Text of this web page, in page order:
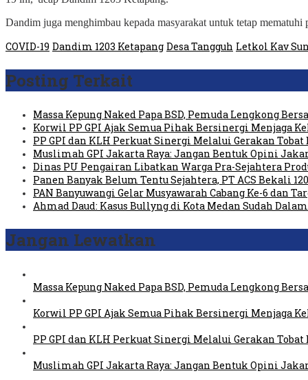
Dandim juga menghimbau kepada masyarakat untuk tetap
COVID-19 Dandim 1203 Ketapang Desa Tangguh Letkol Kav
Posting Terkait
Massa Kepung Naked Papa BSD, Pemuda Lengkong
Korwil PP GPI Ajak Semua Pihak Bersinergi Menjaga
PP GPI dan KLH Perkuat Sinergi Melalui Gerakan
Muslimah GPI Jakarta Raya: Jangan Bentuk Opini
Dinas PU Pengairan Libatkan Warga Pra-Sejahtera
Panen Banyak Belum Tentu Sejahtera, PT ACS Bekali
PAN Banyuwangi Gelar Musyawarah Cabang Ke-6 dan
Ahmad Daud: Kasus Bullyng di Kota Medan Sudah
Jangan Lewatkan
Massa Kepung Naked Papa BSD, Pemuda Lengkong
Korwil PP GPI Ajak Semua Pihak Bersinergi Menjaga
PP GPI dan KLH Perkuat Sinergi Melalui Gerakan
Muslimah GPI Jakarta Raya: Jangan Bentuk Opini